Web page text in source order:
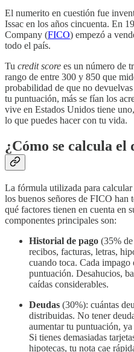
El numerito en cuestión fue
Issac en los años cincuenta. En
Company (FICO) empezó a
todo el país.
Tu credit score es un número de
rango de entre 300 y 850 que
probabilidad de que no
tu puntuación, más se fían los
vive en Estados Unidos tiene
lo que puedes hacer con tu vida.
¿Cómo se calcula el
La fórmula utilizada para calcular
los buenos señores de FICO han
qué factores tienen en cuenta en
componentes principales son:
Historial de pago (35%
recibos, facturas, letras,
cuando toca. Cada impago
puntuación. Desahucios,
caídas considerables.
Deudas (30%): cuántas
distribuidas. No tener
aumentar tu puntuación,
Si tienes demasiadas
hipotecas, tu nota cae